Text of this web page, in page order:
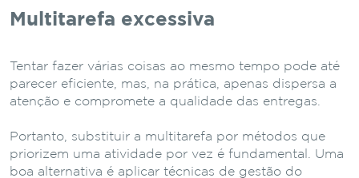
Multitarefa excessiva
Tentar fazer várias coisas ao mesmo tempo pode até
parecer eficiente, mas, na prática, apenas dispersa a
atenção e compromete a qualidade das entregas.
Portanto, substituir a multitarefa por métodos que
priorizem uma atividade por vez é fundamental. Uma
boa alternativa é aplicar técnicas de gestão do